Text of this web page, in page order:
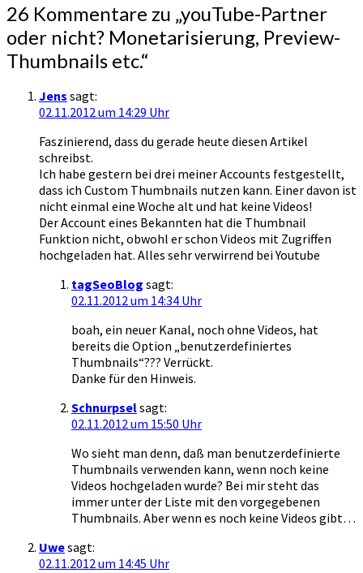
26 Kommentare zu „youTube-Partner
oder nicht? Monetarisierung, Preview-
Thumbnails etc.“
Jens sagt:
02.11.2012 um 14:29 Uhr
Faszinierend, dass du gerade heute diesen Artikel
schreibst.
Ich habe gestern bei drei meiner Accounts festgestellt,
dass ich Custom Thumbnails nutzen kann. Einer davon ist
nicht einmal eine Woche alt und hat keine Videos!
Der Account eines Bekannten hat die Thumbnail
Funktion nicht, obwohl er schon Videos mit Zugriffen
hochgeladen hat. Alles sehr verwirrend bei Youtube
tagSeoBlog sagt:
02.11.2012 um 14:34 Uhr
boah, ein neuer Kanal, noch ohne Videos, hat
bereits die Option „benutzerdefiniertes
Thumbnails“??? Verrückt.
Danke für den Hinweis.
Schnurpselsagt:
02.11.2012 um 15:50 Uhr
Wo sieht man denn, daß man benutzerdefinierte
Thumbnails verwenden kann, wenn noch keine
Videos hochgeladen wurde? Bei mir steht das
immer unter der Liste mit den vorgegebenen
Thumbnails. Aber wenn es noch keine Videos gibt…
Uwesagt:
02.11.2012 um 14:45 Uhr